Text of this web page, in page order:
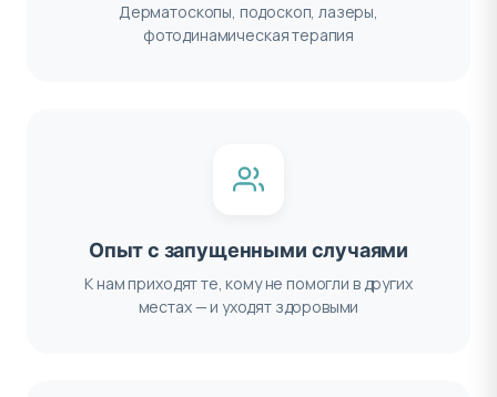
Дерматоскопы, подоскоп, лазеры,
фотодинамическая терапия
Опыт с запущенными случаями
К нам приходят те, кому не помогли в других
местах — и уходят здоровыми